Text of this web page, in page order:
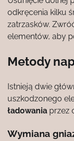
odkręcenia kilku
zatrzasków.
elementów, aby
Metody
Istnieją dwie
uszkodzonego
ładowania przez
Wymiana